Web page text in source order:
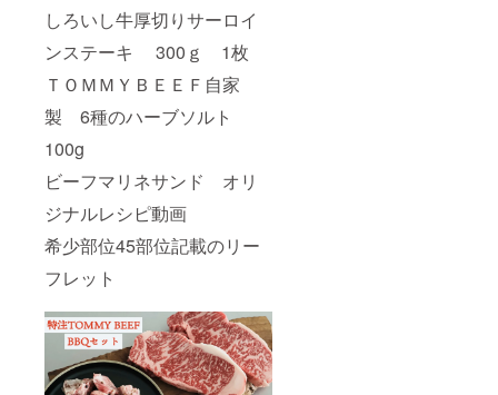
しろいし牛厚切りサーロイ
ンステーキ 300ｇ 1枚
ＴＯＭＭＹＢＥＥＦ自家
製 6種のハーブソルト
100g
ビーフマリネサンド オリ
ジナルレシピ動画
希少部位45部位記載のリー
フレット